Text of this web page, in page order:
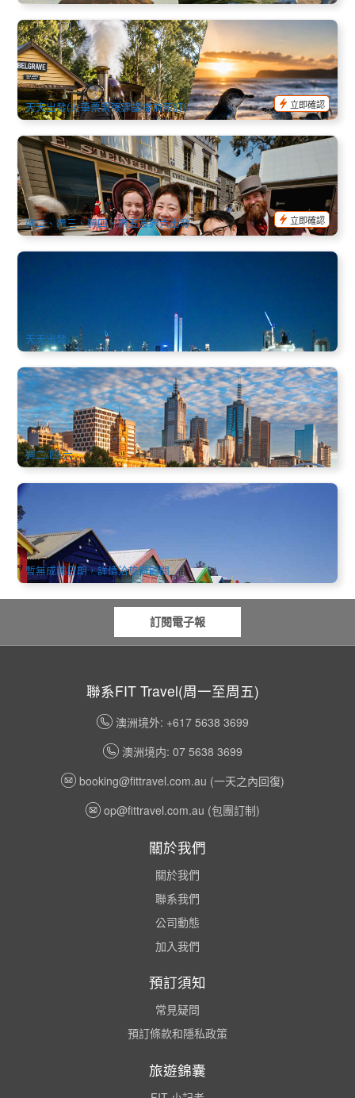
普芬比利蒸汽小火車+企鵝歸巢生態之旅一日遊 (墨爾本出發)
(Puffing Billy Railway & Penguin Parade) (英文)
1.4k 已預訂
AUD $209.00 $229.00
MEL05567
天天出發(火車票緊張建議提前預訂)
立即確認
疏芬山金礦淘金小鎮一日遊 (Sovereign Hill Ballarat Day
Tour) 英文（墨爾本出發）
475 已預訂
AUD $155.00 $169.00
MEL05329
週二、週三、週四、週五及週六出發
立即確認
天天出發
墨爾本城市探索半日遊 (英文,墨爾本市區出發)
174 已預訂
AUD $81.00 $89.00
MEL05166
週二/四/六
【尊爵墨爾本】五星朗廷酒店大洋路日落+彩虹小屋4天3晚半
2.9k 已預訂
AUD $1,200.00
暫無成團日期，詳情洽旅遊顧問
訂閱電子報
聯系FIT Travel(周一至周五)
澳洲境外: +617 5638 3699
澳洲境内: 07 5638 3699
booking@fittravel.com.au (一天之內回復)
op@fittravel.com.au (包團訂制)
關於我們
關於我們
聯系我們
公司動態
加入我們
預訂須知
常見疑問
預訂條款和隱私政策
旅遊錦囊